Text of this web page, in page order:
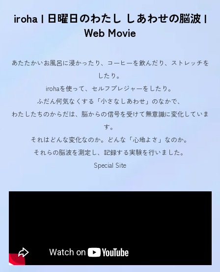
iroha | 日曜日のわたし しあわせの脳波 |
Web Movie
あたたかいお風呂に浸かったり、コーヒーを飲んだり、ストレッチを
したり。
irohaを使って、セルフプレジャーをしたり。
ふだん何気なくする「小さなしあわせ」のなかで、
わたしたちのからだは、脳からの信号を受けて無意識に変化していま
す。
それはどんな変化なのか。どんな「心地よさ」なのか。
それらの脳波を測定し、記録する実験を行いました。
Special Site